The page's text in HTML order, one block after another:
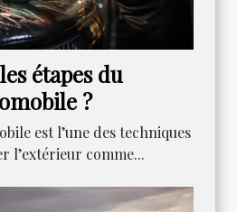
étapes du
?
est l’une des techniques
l’extérieur comme...